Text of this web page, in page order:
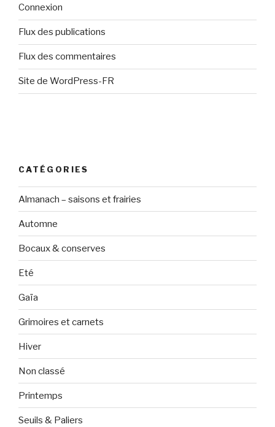
Connexion
Flux des publications
Flux des commentaires
Site de WordPress-FR
CATÉGORIES
Almanach – saisons et frairies
Automne
Bocaux & conserves
Eté
Gaïa
Grimoires et carnets
Hiver
Non classé
Printemps
Seuils & Paliers